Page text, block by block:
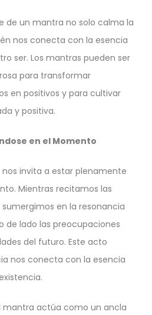
de un mantra no solo calma la
nos conecta con la esencia
ser. Los mantras pueden ser
para transformar
en positivos y para cultivar
y positiva.
en el Momento
invita a estar plenamente
Mientras recitamos las
en la resonancia
de lado las preocupaciones
del futuro. Este acto
nos conecta con la esencia
mantra actúa como un ancla